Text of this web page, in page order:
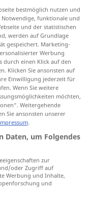
antippen)
[ʔakˈθaruhum]
bestmöglich nutzen und
funktionale und
und der statistischen
werden auf Grundlage
gespeichert. Marketing-
Werbung
durch einen Klick auf den
Klicken Sie ansonsten auf
Einwilligung jederzeit für
Wenn Sie weitere
möchten,
Weitergehende
Sie ansonsten unserer
.
Daten, um Folgendes
zur
oder Zugriff auf
Werbung und Inhalte,
und